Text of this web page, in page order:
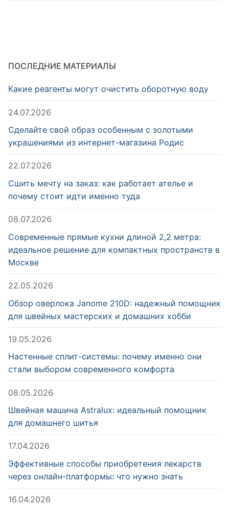
ПОСЛЕДНИЕ МАТЕРИАЛЫ
Какие реагенты могут очистить оборотную воду
24.07.2026
Сделайте свой образ особенным с золотыми
украшениями из интернет-магазина Родис
22.07.2026
Сшить мечту на заказ: как работает ателье и
почему стоит идти именно туда
08.07.2026
Современные прямые кухни длиной 2,2 метра:
идеальное решение для компактных пространств в
Москве
22.05.2026
Обзор оверлока Janome 210D: надежный помощник
для швейных мастерских и домашних хобби
19.05.2026
Настенные сплит-системы: почему именно они
стали выбором современного комфорта
08.05.2026
Швейная машина Astralux: идеальный помощник
для домашнего шитья
17.04.2026
Эффективные способы приобретения лекарств
через онлайн-платформы: что нужно знать
16.04.2026